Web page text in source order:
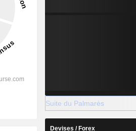
Suite du Palmarès
Devises / Forex